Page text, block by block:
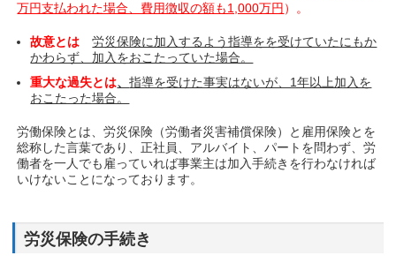
万円支払われた場合、費用徴収の額も1,000万円 ）。
故意とは労災保険に加入するよう指導をを受けていたにもか
かわらず、加入をおこたっていた場合。
重大な過失とは、指導を受けた事実はないが、1年以上加入を
おこたった場合。
労働保険とは、労災保険（労働者災害補償保険）と雇用保険とを
総称した言葉であり、正社員、アルバイト、パートを問わず、労
働者を一人でも雇っていれば事業主は加入手続きを行わなければ
いけないことになっております。
労災保険の手続き